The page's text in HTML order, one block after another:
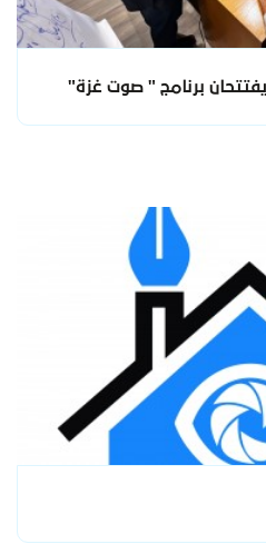
برنامج " صوت غزة"